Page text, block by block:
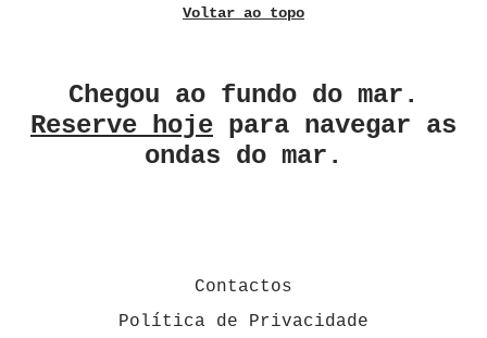
Voltar ao topo
Chegou ao fundo do mar.
Reserve hoje para navegar as
ondas do mar.
Contactos
Política de Privacidade